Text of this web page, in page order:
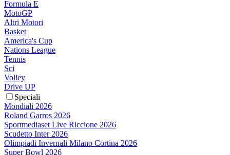
Formula E
MotoGP
Altri Motori
Basket
America's Cup
Nations League
Tennis
Sci
Volley
Drive UP
Speciali
Mondiali 2026
Roland Garros 2026
Sportmediaset Live Riccione 2026
Scudetto Inter 2026
Olimpiadi Invernali Milano Cortina 2026
Super Bowl 2026